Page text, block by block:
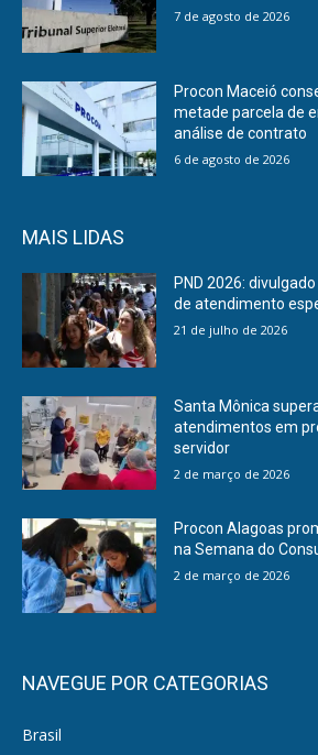
7 de agosto de 2026
Procon Maceió
metade parcela de
análise de contrato
6 de agosto de 2026
MAIS LIDAS
PND 2026:
de atendimento
21 de julho de 2026
Santa Mônica
atendimentos em
servidor
2 de março de 2026
Procon Alagoas
na Semana do
2 de março de 2026
NAVEGUE POR CATEGORIAS
Brasil